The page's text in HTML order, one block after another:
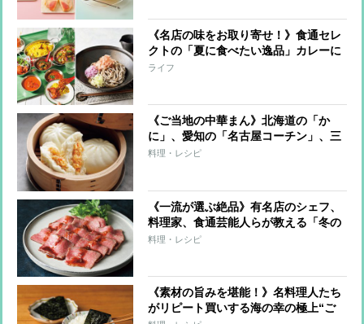
《名店の味をお取り寄せ！》食通セレ
クトの「夏に食べたい逸品」カレーに
鰻など6品を厳選
ライフ
《ご当地の中華まん》北海道の「か
に」、愛知の「名古屋コーチン」、三
重の「松阪牛」など王道から変わり種
料理・レシピ
《一流が選ぶ絶品》有名店のシェフ、
料理家、食通芸能人らが教える「冬の
お取り寄せ」
料理・レシピ
《素材の旨みを堪能！》名料理人たち
がリピート買いする海の幸の極上“ご